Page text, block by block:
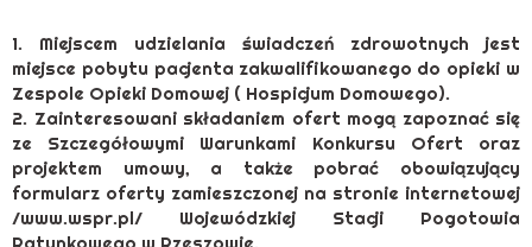
1. Miejscem udzielania świadczeń zdrowotnych jest
miejsce pobytu pacjenta zakwalifikowanego do opieki w
Zespole Opieki Domowej ( Hospicjum Domowego).
2. Zainteresowani składaniem ofert mogą zapoznać się
ze Szczegółowymi Warunkami Konkursu Ofert oraz
projektem umowy, a także pobrać obowiązujący
formularz oferty zamieszczonej na stronie internetowej
/www.wspr.pl/ Wojewódzkiej Stacji Pogotowia
Ratunkowego w Rzeszowie.